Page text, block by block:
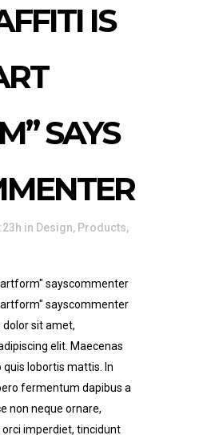
IS
SAYS
in Design, Products,
sayscommenter
sayscommenter
dolor sit amet,
elit. Maecenas
lobortis mattis. In
fermentum dapibus a
non neque ornare,
imperdiet, tincidunt